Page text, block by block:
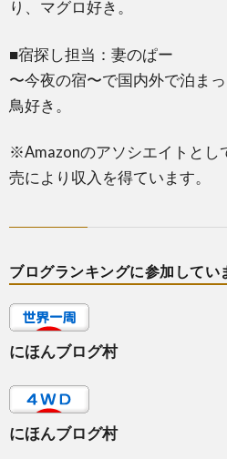
り、マグロ好き。
■宿探し担当：妻のぱー
〜今夜の宿〜で国内外で泊ま
鳥好き。
※Amazonのアソシエイトとし
売により収入を得ています。
ブログランキングに参加してい
にほんブログ村
にほんブログ村